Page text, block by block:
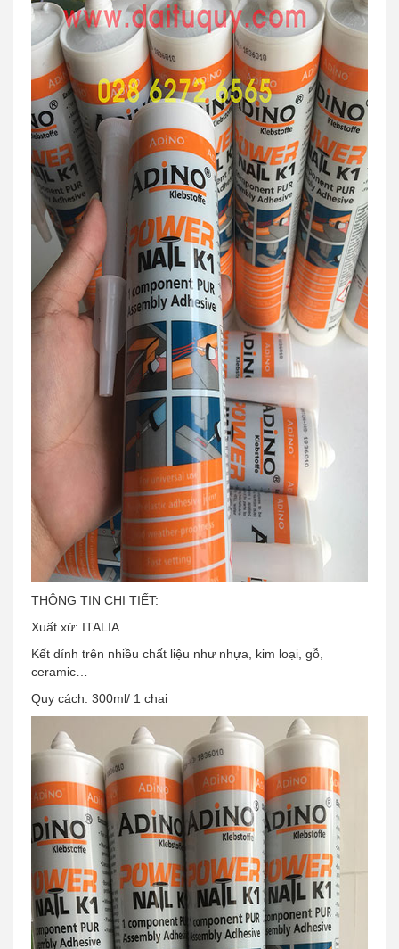
THÔNG TIN CHI TIẾT:
Xuất xứ: ITALIA
Kết dính trên nhiều chất liệu như nhựa, kim loại, gỗ,
ceramic…
Quy cách: 300ml/ 1 chai